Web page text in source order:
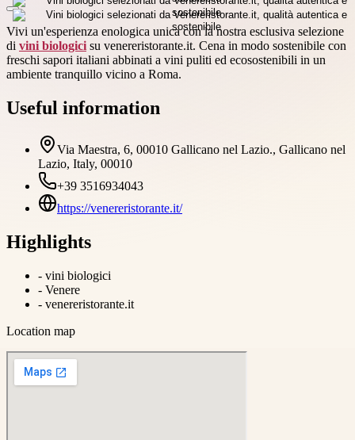
Vivi un'esperienza enologica unica con la nostra esclusiva selezione
di vini biologici su venereristorante.it. Cena in modo sostenibile con
freschi sapori italiani abbinati a vini puliti ed ecosostenibili in un
ambiente tranquillo vicino a Roma.
Useful information
Via Maestra, 6, 00010 Gallicano nel Lazio., Gallicano nel
Lazio, Italy, 00010
+39 3516934043
https://venereristorante.it/
Highlights
- vini biologici
- Venere
- venereristorante.it
Location map